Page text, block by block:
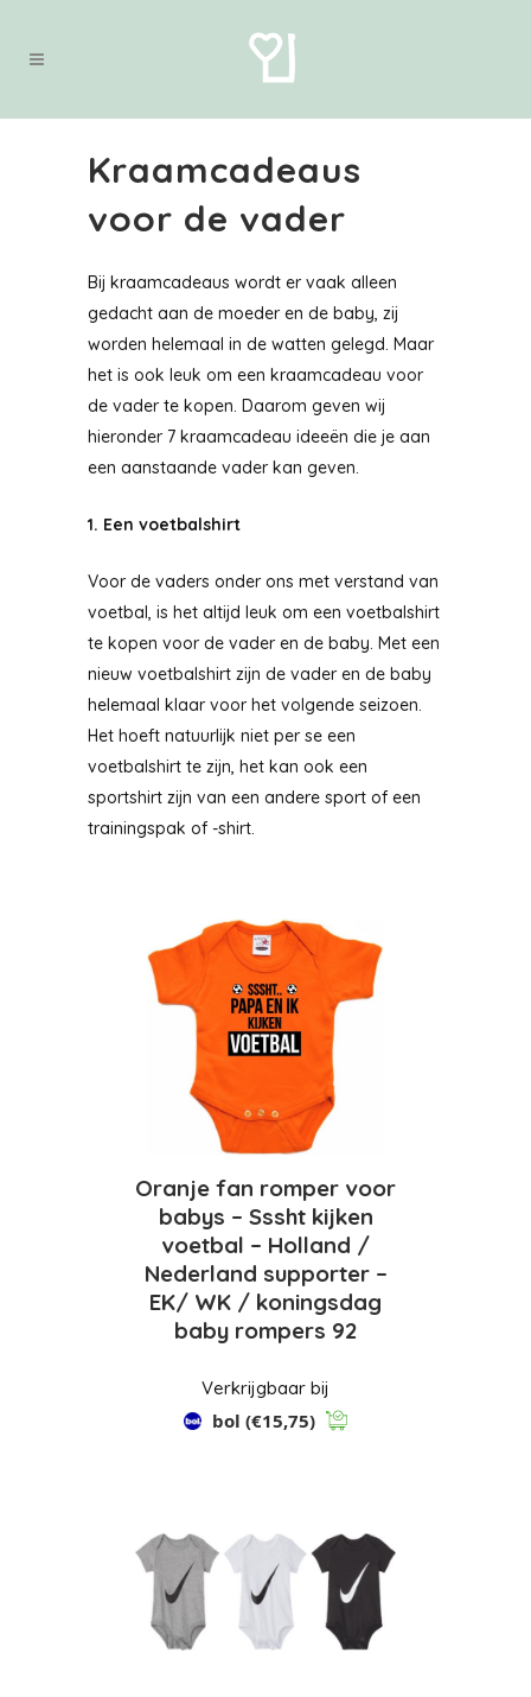
Kraamcadeaus
voor de vader
Bij kraamcadeaus wordt er vaak alleen
gedacht aan de moeder en de baby, zij
worden helemaal in de watten gelegd. Maar
het is ook leuk om een kraamcadeau voor
de vader te kopen. Daarom geven wij
hieronder 7 kraamcadeau ideeën die je aan
een aanstaande vader kan geven.
1. Een voetbalshirt
Voor de vaders onder ons met verstand van
voetbal, is het altijd leuk om een voetbalshirt
te kopen voor de vader en de baby. Met een
nieuw voetbalshirt zijn de vader en de baby
helemaal klaar voor het volgende seizoen.
Het hoeft natuurlijk niet per se een
voetbalshirt te zijn, het kan ook een
sportshirt zijn van een andere sport of een
trainingspak of -shirt.
Oranje fan romper voor
babys – Sssht kijken
voetbal – Holland /
Nederland supporter –
EK/ WK / koningsdag
baby rompers 92
Verkrijgbaar bij
bol (€15,75)